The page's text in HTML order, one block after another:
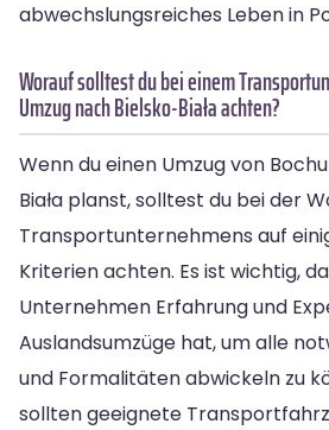
abwechslungsreiches Leben in
Worauf solltest du bei einem
Umzug nach Bielsko-Biała achten?
Wenn du einen Umzug von
Biała planst, solltest du bei der
Transportunternehmens auf
Kriterien achten. Es ist wichtig,
Unternehmen Erfahrung und
Auslandsumzüge hat, um alle
und Formalitäten abwickeln zu
sollten geeignete